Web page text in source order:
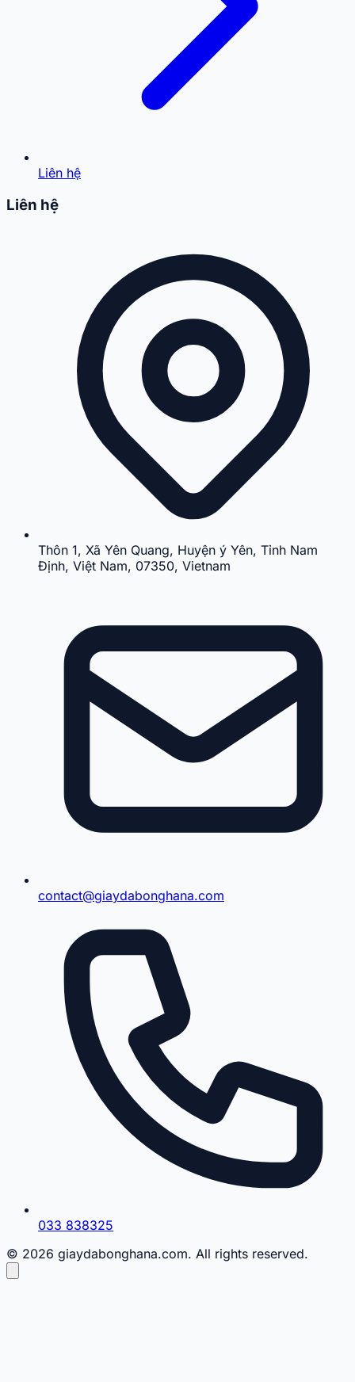
Liên hệ
Liên hệ
Thôn 1, Xã Yên Quang, Huyện ý Yên, Tỉnh Nam
Định, Việt Nam, 07350, Vietnam
contact@giaydabonghana.com
033 838325
© 2026 giaydabonghana.com. All rights reserved.